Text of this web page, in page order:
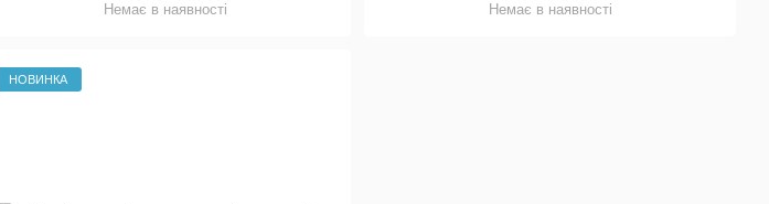
Немає в наявності Немає в наявності
НОВИНКА